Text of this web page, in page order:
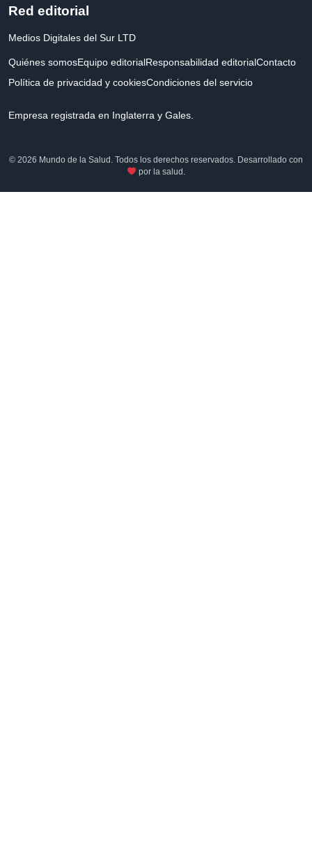
Red editorial
Medios Digitales del Sur LTD
Quiénes somosEquipo editorialResponsabilidad editorialContacto
Política de privacidad y cookiesCondiciones del servicio
Empresa registrada en Inglaterra y Gales.
© 2026 Mundo de la Salud. Todos los derechos reservados. Desarrollado con
por la salud.